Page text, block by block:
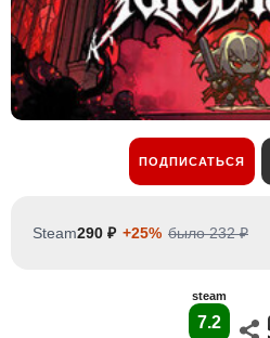
ПОДПИСАТЬСЯ
Steam290 ₽ +25% было 232 ₽
steam
7.2